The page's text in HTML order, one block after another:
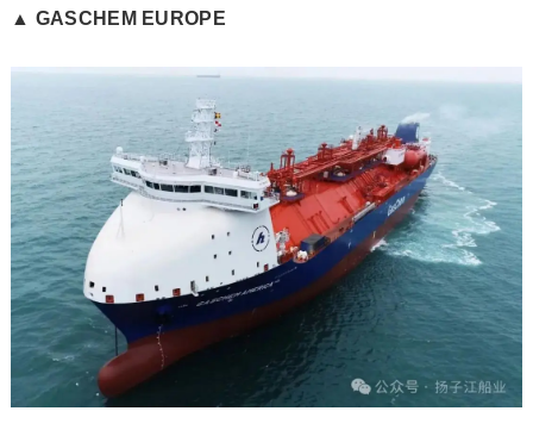
▲ GASCHEM EUROPE